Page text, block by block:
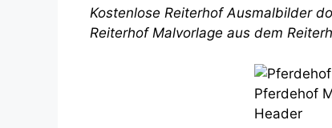
Kostenlose Reiterhof Ausmalbilder
Reiterhof Malvorlage aus dem